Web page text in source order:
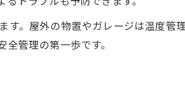
合とは
ツ
。屋外の物置やガレージは温度管理
管理の第一歩です。